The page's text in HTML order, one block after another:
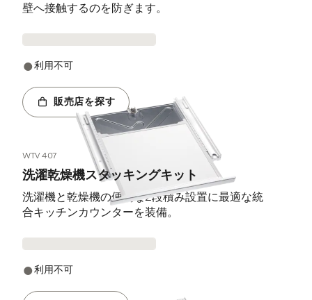
壁へ接触するのを防ぎます。
利用不可
販売店を探す
WTV 407
洗濯乾燥機スタッキングキット
洗濯機と乾燥機の便利な2段積み設置に最適な統
合キッチンカウンターを装備。
利用不可